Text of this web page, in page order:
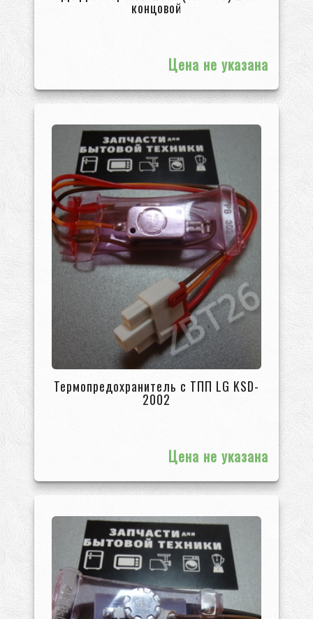
концовой
Цена не указана
Термопредохранитель с ТПП LG KSD-
2002
Цена не указана